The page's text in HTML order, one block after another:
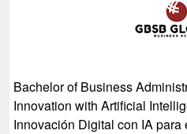
Bachelor of Business
Innovation with Artificial
Innovación Digital con IA para